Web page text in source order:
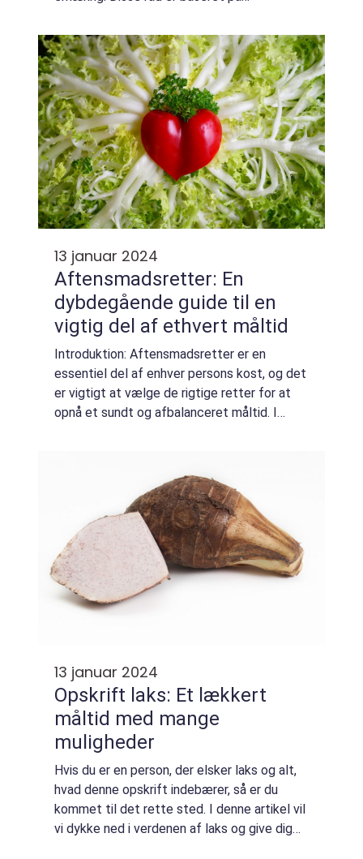
og udgør grundlaget for en sund og
afbalanceret liv...
13 januar 2024
Aftensmadsretter: En
dybdegående guide til en
vigtig del af ethvert måltid
Introduktion: Aftensmadsretter er en
essentiel del af enhver persons kost, og det
er vigtigt at vælge de rigtige retter for at
opnå et sundt og afbalanceret måltid. I
13 januar 2024
Opskrift laks: Et lækkert
måltid med mange
muligheder
Hvis du er en person, der elsker laks og alt,
hvad denne opskrift indebærer, så er du
kommet til det rette sted. I denne artikel vil
vi dykke ned i verdenen af laks og give dig